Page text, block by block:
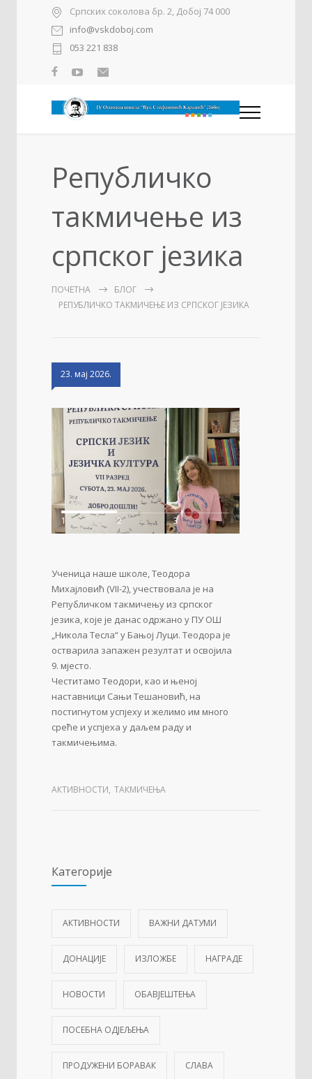
Српских соколова бр. 2, Добој 74 000
info@vskdoboj.com
053 221 838
Републичко
такмичењe из
српског језика
ПОЧЕТНА
БЛОГ
РЕПУБЛИЧКО ТАКМИЧЕЊE ИЗ СРПСКОГ ЈЕЗИКА
23. мај 2026.
1 2 3
Ученица наше школе, Теодора
Михајловић (VII-2), учествовала је на
Републичком такмичењу из српског
језика, које је данас одржано у ПУ ОШ
„Никола Тесла“ у Бањој Луци. Теодора је
остварила запажен резултат и освојила
9. мјесто.
Честитамо Теодори, као и њеној
наставници Сањи Тешановић, на
постигнутом успјеху и желимо им много
среће и успјеха у даљем раду и
такмичењима.
АКТИВНОСТИ, ТАКМИЧЕЊА
Категорије
АКТИВНОСТИ ВАЖНИ ДАТУМИ
ДОНАЦИЈЕ ИЗЛОЖБЕ НАГРАДЕ
НОВОСТИ ОБАВЈЕШТЕЊА
ПОСЕБНА ОДЈЕЉЕЊА
ПРОДУЖЕНИ БОРАВАК СЛАВА